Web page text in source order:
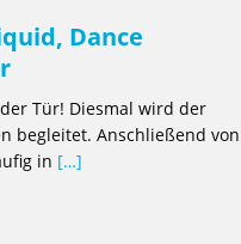
Dance
Tür! Diesmal wird der
begleitet. Anschließend von
in […]